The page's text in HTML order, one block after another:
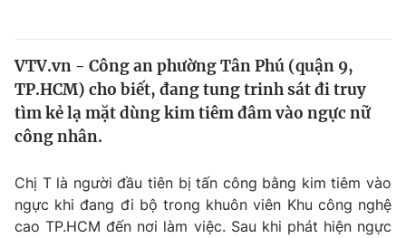
Thế giới
Tin tức
Câu chuyện quốc tế
Kinh tế
Tài chính
Thị trường
Dữ liệu và đời sống
VTV.vn - Công an phường Tân Phú (quận 9,
TP.HCM) cho biết, đang tung trinh sát đi truy
tìm kẻ lạ mặt dùng kim tiêm đâm vào ngực nữ
công nhân.
Chị T là người đầu tiên bị tấn công bằng kim tiêm vào
ngực khi đang đi bộ trong khuôn viên Khu công nghệ
cao TP.HCM đến nơi làm việc. Sau khi phát hiện ngực